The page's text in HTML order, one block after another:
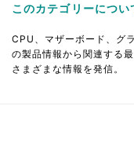
このカテゴリーについ
CPU、マザーボード、グ
の製品情報から関連する
さまざまな情報を発信。